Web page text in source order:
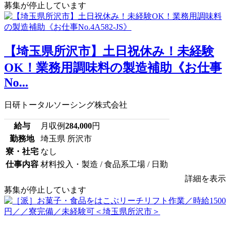
募集が停止しています
【埼玉県所沢市】土日祝休み！未経験
OK！業務用調味料の製造補助《お仕事
No...
日研トータルソーシング株式会社
給与 月収例284,000円
勤務地
埼玉県 所沢市
寮・社宅 なし
仕事内容 材料投入・製造 / 食品系工場 / 日勤
詳細を表示
募集が停止しています